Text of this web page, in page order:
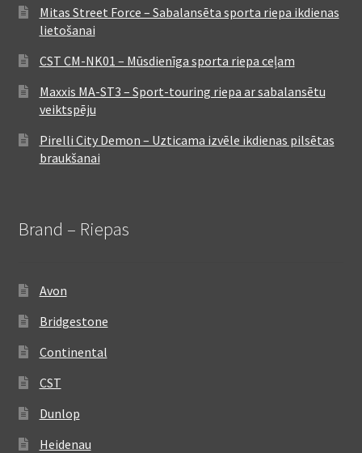
Mitas Street Force – Sabalansēta sporta riepa ikdienas
lietošanai
CST CM-NK01 – Mūsdienīga sporta riepa ceļam
Maxxis MA-ST3 – Sport-touring riepa ar sabalansētu
veiktspēju
Pirelli City Demon – Uzticama izvēle ikdienas pilsētas
braukšanai
Brand – Riepas
Avon
Bridgestone
Continental
CST
Dunlop
Heidenau